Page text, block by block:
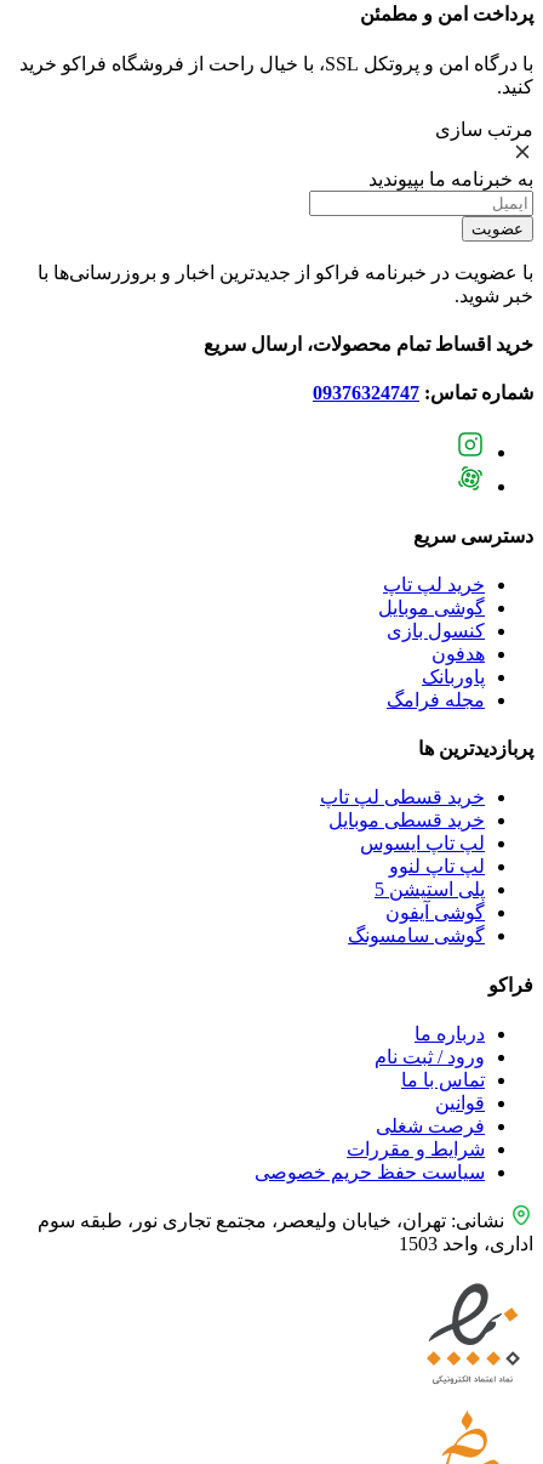
پرداخت امن و مطمئن
با درگاه امن و پروتکل SSL، با خیال راحت از فروشگاه فراکو خرید
کنید.
مرتب سازی
به خبرنامه ما بپیوندید
عضویت
با عضویت در خبرنامه فراکو از جدیدترین اخبار و بروزرسانی‌ها با
خبر شوید.
خرید اقساط تمام محصولات، ارسال سریع
شماره تماس: 09376324747
دسترسی سریع
خرید لپ تاپ
گوشی موبایل
کنسول بازی
هدفون
پاوربانک
مجله فرامگ
پربازدید‌ترین ها
خرید قسطی لپ تاپ
خرید قسطی موبایل
لپ تاپ ایسوس
لپ تاپ لنوو
پلی استیشن 5
گوشی آیفون
گوشی سامسونگ
فراکو
درباره ما
ورود / ثبت نام
تماس با ما
قوانین
فرصت شغلی
شرایط و مقررات
سیاست حفظ حریم خصوصی
نشانی: تهران، خیابان ولیعصر، مجتمع تجاری نور، طبقه سوم
اداری، واحد 1503